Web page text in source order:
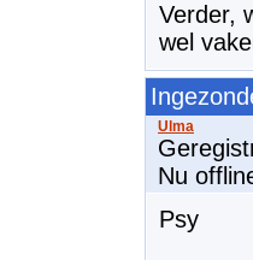
Verder,
wel
Nu
Psy